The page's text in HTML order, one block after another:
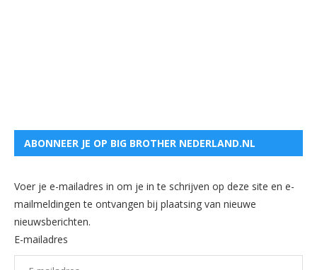
ABONNEER JE OP BIG BROTHER NEDERLAND.NL
Voer je e-mailadres in om je in te schrijven op deze site en e-
mailmeldingen te ontvangen bij plaatsing van nieuwe
nieuwsberichten.
E-mailadres